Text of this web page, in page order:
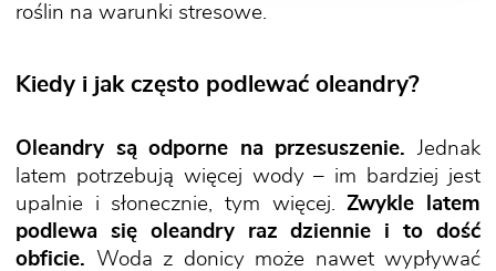
roślin na warunki stresowe.
Kiedy i jak często podlewać oleandry?
Oleandry są odporne na przesuszenie. Jednak
latem potrzebują więcej wody – im bardziej jest
upalnie i słonecznie, tym więcej.Zwykle latem
podlewa się oleandry raz dziennie i to dość
obficie. Woda z donicy może nawet wypływać